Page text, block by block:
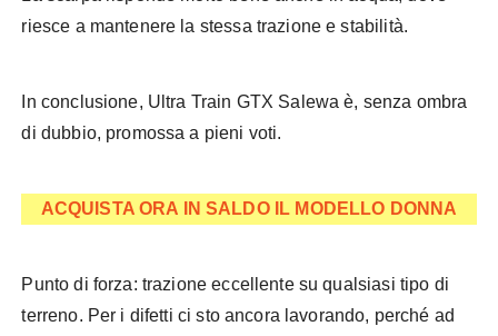
riesce a mantenere la stessa trazione e stabilità.
In conclusione, Ultra Train GTX Salewa è, senza ombra
di dubbio, promossa a pieni voti.
ACQUISTA ORA IN SALDO IL MODELLO DONNA
Punto di forza: trazione eccellente su qualsiasi tipo di
terreno. Per i difetti ci sto ancora lavorando, perché ad